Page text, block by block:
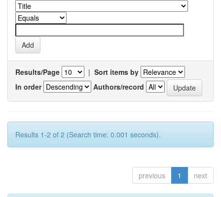
Results/Page | Sort items by
In order
Authors/record
Results 1-2 of 2 (Search time: 0.001 seconds).
previous 1 next